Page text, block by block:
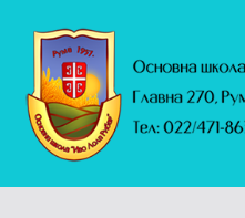
садржај